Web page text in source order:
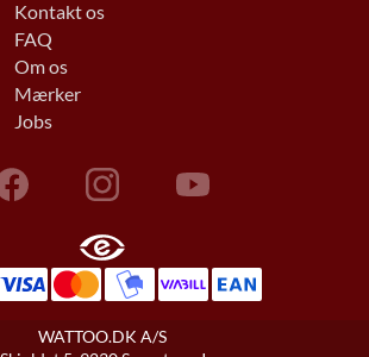
Kontakt os
FAQ
Om os
Mærker
Jobs
WATTOO.DK A/S